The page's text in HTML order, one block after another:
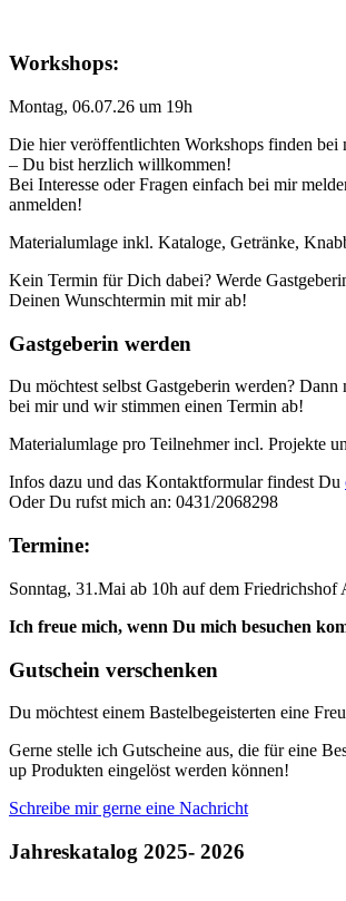
Workshops:
Montag, 06.07.26 um 19h
Die hier veröffentlichten Workshops finden bei
– Du bist herzlich willkommen!
Bei Interesse oder Fragen einfach bei mir
anmelden!
Materialumlage inkl. Kataloge, Getränke,
Kein Termin für Dich dabei? Werde
Deinen Wunschtermin mit mir ab!
Gastgeberin werden
Du möchtest selbst Gastgeberin werden? Dann
bei mir und wir stimmen einen Termin ab!
Materialumlage pro Teilnehmer incl. Projekte
Infos dazu und das Kontaktformular findest Du
Oder Du rufst mich an: 0431/2068298
Termine:
Sonntag, 31.Mai ab 10h auf dem Friedrichshof
Ich freue mich, wenn Du mich besuchen
Gutschein verschenken
Du möchtest einem Bastelbegeisterten eine
Gerne stelle ich Gutscheine aus, die für eine
up Produkten eingelöst werden können!
Schreibe mir gerne eine Nachricht
Jahreskatalog 2025- 2026